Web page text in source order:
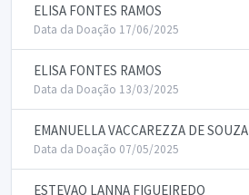
ELISA FONTES RAMOS
Data da Doação 17/06/2025
ELISA FONTES RAMOS
Data da Doação 13/03/2025
EMANUELLA VACCAREZZA DE SOUZA
Data da Doação 07/05/2025
ESTEVAO LANNA FIGUEIREDO